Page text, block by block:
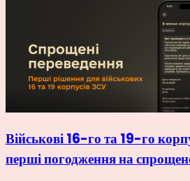
Військові 16-го та 19-го
перші погодження на